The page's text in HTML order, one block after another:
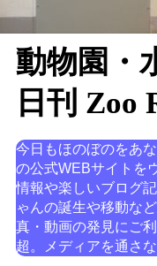
動物園・
日刊 Zoo
今日もほのぼのをあ
の公式WEBサイトを
情報や楽しいブログ
ゃんの誕生や移動な
真・動画の発見にご
超。メディアを通さ